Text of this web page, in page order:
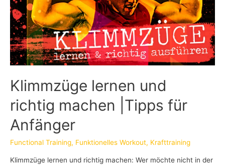
Klimmzüge lernen und
richtig machen |Tipps für
Anfänger
Functional Training, Funktionelles Workout, Krafttraining
Klimmzüge lernen und richtig machen: Wer möchte nicht in der